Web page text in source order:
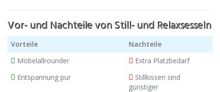
Vor- und Nachteile von Still- und Relaxsesseln
Vorteile
Nachteile
Möbelallrounder
Extra Platzbedarf
Entspannung pur
Stillkissen sind
günstiger